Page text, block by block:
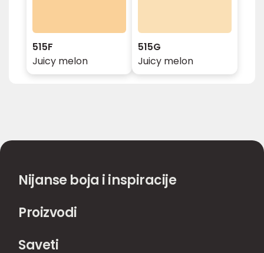
515F
Juicy melon
515G
Juicy melon
Nijanse boja i inspiracije
Proizvodi
Saveti